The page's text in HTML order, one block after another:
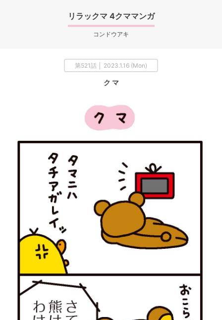
リラックマ 4クママンガ
コンドウアキ
第521話 │ 2023.1.16 (Mon)
ク マ